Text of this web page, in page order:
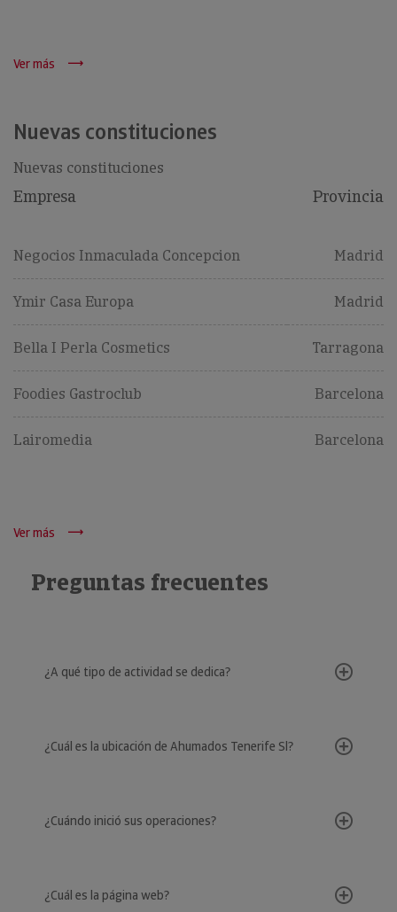
Ver más
Nuevas constituciones
Nuevas constituciones
Empresa Provincia
Negocios Inmaculada Concepcion Madrid
Ymir Casa Europa Madrid
Bella I Perla Cosmetics Tarragona
Foodies Gastroclub Barcelona
Lairomedia Barcelona
Ver más
Preguntas frecuentes
¿A qué tipo de actividad se dedica?
¿Cuál es la ubicación de Ahumados Tenerife Sl?
¿Cuándo inició sus operaciones?
¿Cuál es la página web?